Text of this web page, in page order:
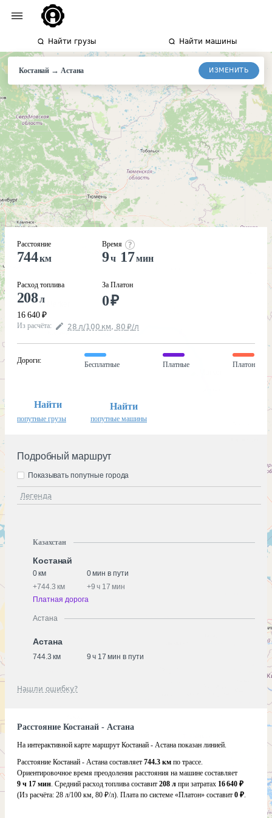
Найти грузы Найти машины
Костанай → Астана ИЗМЕНИТЬ
Расстояние
744км
Расход топлива
208л
16 640 ₽
Время
9ч 17мин
За Платон
0₽
Из расчёта: 28 л/100 км, 80 ₽/л
Дороги:
Бесплатные Платные Платон
Найти
попутные грузы
Найти
попутные машины
Подробный маршрут
Легенда
Показывать попутные города
Казахстан
Костанай
0 км
0 мин в пути
+744.3 км +9 ч 17 мин
Платная дорога
Астана
Астана
744.3 км 9 ч 17 мин в пути
Нашли ошибку?
Расстояние Костанай - Астана
На интерактивной карте маршрут Костанай - Астана показан линией.
Расстояние Костанай - Астана составляет 744.3 км по трассе.
Ориентировочное время преодоления расстояния на машине составляет
9 ч 17 мин. Средний расход топлива составит 208 л при затратах 16 640 ₽
(Из расчёта: 28 л/100 км, 80 ₽/л). Плата по системе «Платон» составит 0 ₽.